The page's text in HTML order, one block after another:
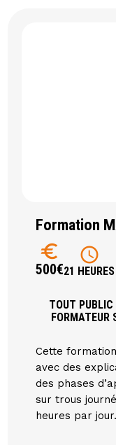
Formation
euro
500€
schedule
21 HEURES
TOUT
FORMATEUR
Cette
avec des
des phases
sur trous
heures par jour.